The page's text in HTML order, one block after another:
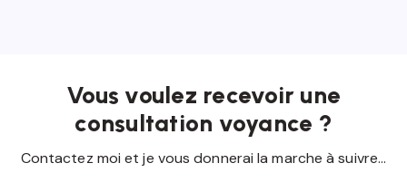
Vous voulez recevoir une
consultation voyance ?
Contactez moi et je vous donnerai la marche à suivre...